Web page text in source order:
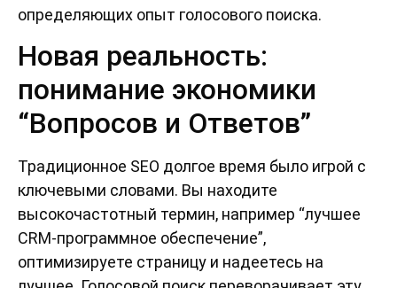
определяющих опыт голосового поиска.
Новая реальность:
понимание экономики
“Вопросов и Ответов”
Традиционное SEO долгое время было игрой с
ключевыми словами. Вы находите
высокочастотный термин, например “лучшее
CRM-программное обеспечение”,
оптимизируете страницу и надеетесь на